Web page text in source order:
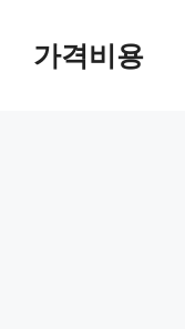
가격비용